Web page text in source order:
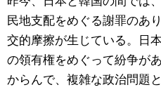
Images
People
民地支配をめぐる謝罪のあ
交的摩擦が生じている。日
の領有権をめぐって紛争が
からんで、複雑な政治問題